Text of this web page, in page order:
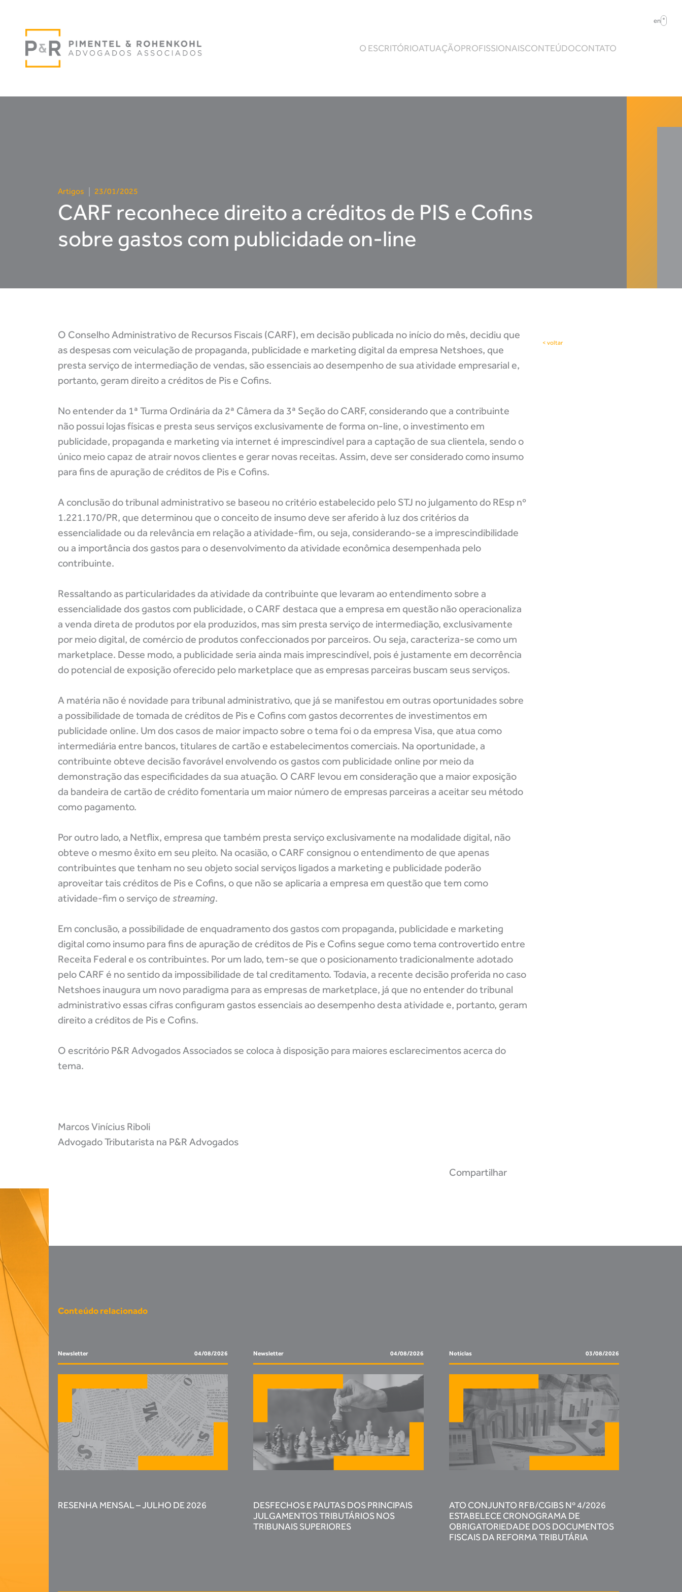
en
O ESCRITÓRIOATUAÇÃOPROFISSIONAISCONTEÚDOCONTATO
Artigos 23/01/2025
CARF reconhece direito a créditos de PIS e Cofins
sobre gastos com publicidade on-line
O Conselho Administrativo de Recursos Fiscais (CARF), em decisão publicada no início do mês, decidiu que
as despesas com veiculação de propaganda, publicidade e marketing digital da empresa Netshoes, que
presta serviço de intermediação de vendas, são essenciais ao desempenho de sua atividade empresarial e,
portanto, geram direito a créditos de Pis e Cofins.
No entender da 1ª Turma Ordinária da 2ª Câmera da 3ª Seção do CARF, considerando que a contribuinte
não possui lojas físicas e presta seus serviços exclusivamente de forma on-line, o investimento em
publicidade, propaganda e marketing via internet é imprescindível para a captação de sua clientela, sendo o
único meio capaz de atrair novos clientes e gerar novas receitas. Assim, deve ser considerado como insumo
para fins de apuração de créditos de Pis e Cofins.
A conclusão do tribunal administrativo se baseou no critério estabelecido pelo STJ no julgamento do REsp nº
1.221.170/PR, que determinou que o conceito de insumo deve ser aferido à luz dos critérios da
essencialidade ou da relevância em relação a atividade-fim, ou seja, considerando-se a imprescindibilidade
ou a importância dos gastos para o desenvolvimento da atividade econômica desempenhada pelo
contribuinte.
Ressaltando as particularidades da atividade da contribuinte que levaram ao entendimento sobre a
essencialidade dos gastos com publicidade, o CARF destaca que a empresa em questão não operacionaliza
a venda direta de produtos por ela produzidos, mas sim presta serviço de intermediação, exclusivamente
por meio digital, de comércio de produtos confeccionados por parceiros. Ou seja, caracteriza-se como um
marketplace. Desse modo, a publicidade seria ainda mais imprescindível, pois é justamente em decorrência
do potencial de exposição oferecido pelo marketplace que as empresas parceiras buscam seus serviços.
A matéria não é novidade para tribunal administrativo, que já se manifestou em outras oportunidades sobre
a possibilidade de tomada de créditos de Pis e Cofins com gastos decorrentes de investimentos em
publicidade online. Um dos casos de maior impacto sobre o tema foi o da empresa Visa, que atua como
intermediária entre bancos, titulares de cartão e estabelecimentos comerciais. Na oportunidade, a
contribuinte obteve decisão favorável envolvendo os gastos com publicidade online por meio da
demonstração das especificidades da sua atuação. O CARF levou em consideração que a maior exposição
da bandeira de cartão de crédito fomentaria um maior número de empresas parceiras a aceitar seu método
como pagamento.
Por outro lado, a Netflix, empresa que também presta serviço exclusivamente na modalidade digital, não
obteve o mesmo êxito em seu pleito. Na ocasião, o CARF consignou o entendimento de que apenas
contribuintes que tenham no seu objeto social serviços ligados a marketing e publicidade poderão
aproveitar tais créditos de Pis e Cofins, o que não se aplicaria a empresa em questão que tem como
atividade-fim o serviço de streaming.
Em conclusão, a possibilidade de enquadramento dos gastos com propaganda, publicidade e marketing
digital como insumo para fins de apuração de créditos de Pis e Cofins segue como tema controvertido entre
Receita Federal e os contribuintes. Por um lado, tem-se que o posicionamento tradicionalmente adotado
pelo CARF é no sentido da impossibilidade de tal creditamento. Todavia, a recente decisão proferida no caso
Netshoes inaugura um novo paradigma para as empresas de marketplace, já que no entender do tribunal
administrativo essas cifras configuram gastos essenciais ao desempenho desta atividade e, portanto, geram
direito a créditos de Pis e Cofins.
O escritório P&R Advogados Associados se coloca à disposição para maiores esclarecimentos acerca do
tema.
Marcos Vinícius Riboli
Advogado Tributarista na P&R Advogados
Compartilhar
< voltar
Conteúdo relacionado
Newsletter 04/08/2026
RESENHA MENSAL – JULHO DE 2026
Newsletter 04/08/2026
DESFECHOS E PAUTAS DOS PRINCIPAIS
JULGAMENTOS TRIBUTÁRIOS NOS
TRIBUNAIS SUPERIORES
Notícias 03/08/2026
ATO CONJUNTO RFB/CGIBS Nº 4/2026
ESTABELECE CRONOGRAMA DE
OBRIGATORIEDADE DOS DOCUMENTOS
FISCAIS DA REFORMA TRIBUTÁRIA